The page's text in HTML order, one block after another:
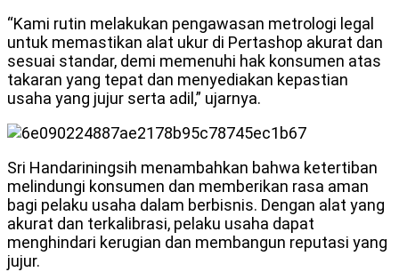
“Kami rutin melakukan pengawasan metrologi legal
untuk memastikan alat ukur di Pertashop akurat dan
sesuai standar, demi memenuhi hak konsumen atas
takaran yang tepat dan menyediakan kepastian
usaha yang jujur serta adil,” ujarnya.
Sri Handariningsih menambahkan bahwa ketertiban
melindungi konsumen dan memberikan rasa aman
bagi pelaku usaha dalam berbisnis. Dengan alat yang
akurat dan terkalibrasi, pelaku usaha dapat
menghindari kerugian dan membangun reputasi yang
jujur.